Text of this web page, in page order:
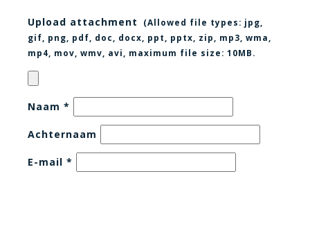
Upload attachment (Allowed file types: jpg,
gif, png, pdf, doc, docx, ppt, pptx, zip, mp3, wma,
mp4, mov, wmv, avi
, maximum file size: 10MB.
Naam *
Achternaam
E-mail *